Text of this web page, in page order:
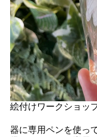
絵付けワークショッ
器に専用ペンを使っ